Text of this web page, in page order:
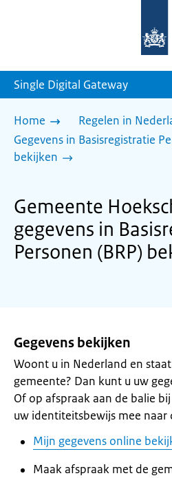
homepage
Single Digital Gateway
Home
Regelen in
Gegevens in Basisregistratie
bekijken
Gemeente
gegevens in
Personen (BRP)
Gegevens bekijken
Woont u in Nederland en
gemeente? Dan kunt u uw
Of op afspraak aan de balie
uw identiteitsbewijs mee naar
Mijn gegevens online
Maak afspraak met de